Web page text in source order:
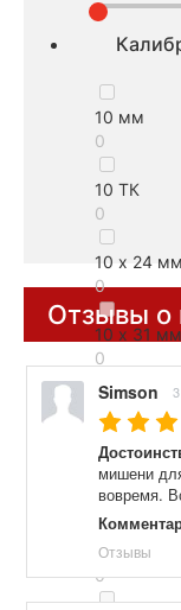
10 мм
0
10 ТК
0
10 х 24 мм
0
10 х 31 мм
0
10x31 мм
0
10ТК
0
10х24 мм
0
Отзывы о
Simson
мишени
вовремя.
Отзывы